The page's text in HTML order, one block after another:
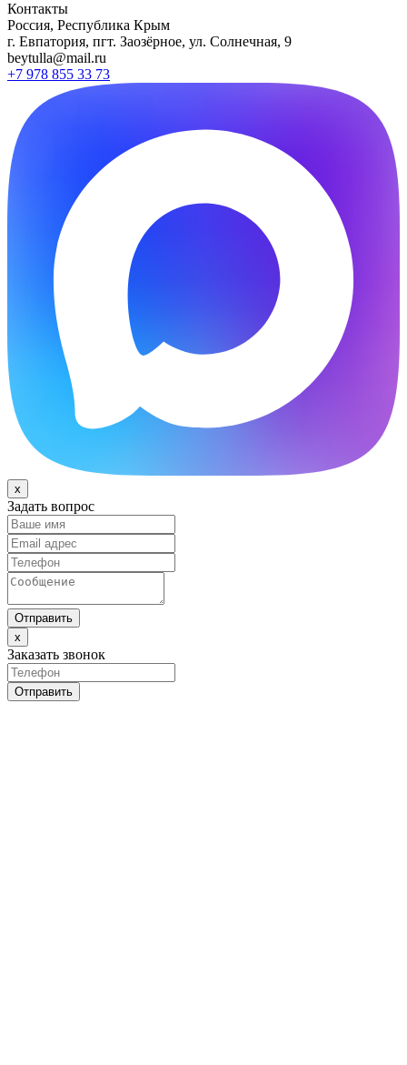
Контакты
Россия, Республика Крым
г. Евпатория, пгт. Заозёрное, ул. Солнечная, 9
beytulla@mail.ru
+7 978 855 33 73
x
Задать вопрос
Отправить
x
Заказать звонок
Отправить